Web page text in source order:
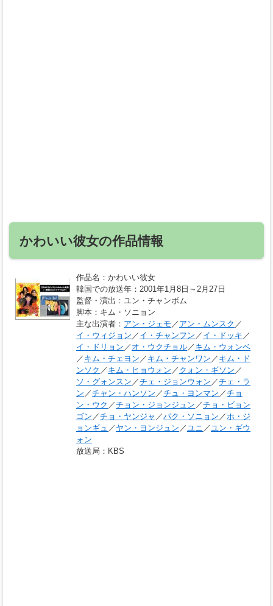
かわいい彼女の作品情報
作品名 ：かわいい彼女
韓国での放送年 ：2001年1月8日～2月27日
監督・演出 ：ユン・チャンボム
脚本 ：キム・ソニョン
主な出演者 ： アン・ジェモ ／ アン・ムンスク ／
イ・ウィジョン ／ イ・チャンフン ／ イ・ドッキ ／
イ・ドリョン ／ オ・ウクチョル／ キム・ウォンベ
／ キム・チェヨン ／ キム・チャンワン ／ キム・ド
ンソク ／ キム・ヒョウォン ／ クォン・ギソン ／
ソ・グォンスン ／チェ・ジョンウォン ／チェ・ラ
ン ／チャン・ハンソン ／チュ・ヨンマン ／チョ
ン・ウク ／チョン・ジョンジュン ／チョ・ビョン
ゴン ／チョ・ヤンジャ ／パク・ソニョン ／ホ・ジ
ョンギュ ／ ヤン・ヨンジュン ／ユニ ／ユン・ギウ
ォン
放送局 ：KBS